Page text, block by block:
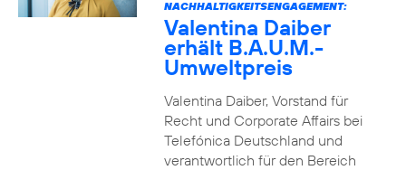
NACHHALTIGKEITSENGAGEMENT:
Valentina Daiber
erhält B.A.U.M.-
Umweltpreis
Valentina Daiber, Vorstand für
Recht und Corporate Affairs bei
Telefónica Deutschland und
verantwortlich für den Bereich